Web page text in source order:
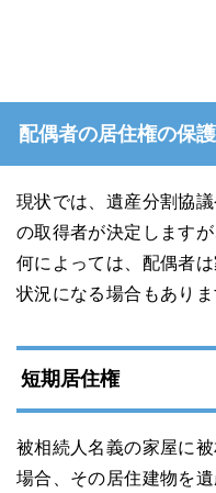
配偶者の居住権の保護
現状では、遺産分割協
の取得者が決定します
何によっては、配偶者
状況になる場合もありま
短期居住権
被相続人名義の家屋に
場合、その居住建物を遺